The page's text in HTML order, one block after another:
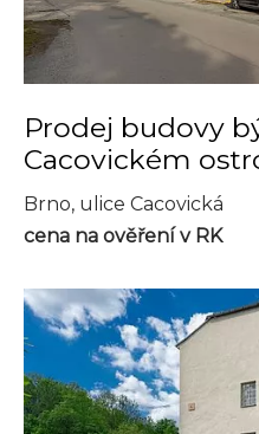
Prodej budovy
Cacovickém
Brno, ulice Cacovická
cena na ověření v RK